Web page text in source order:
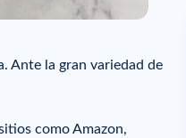
Ante la gran variedad de
como Amazon,